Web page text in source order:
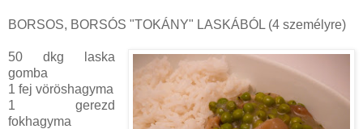
BORSOS, BORSÓS "TOKÁNY" LASKÁBÓL (4 személyre)
50 dkg laska
gomba
1 fej vöröshagyma
1 gerezd
fokhagyma